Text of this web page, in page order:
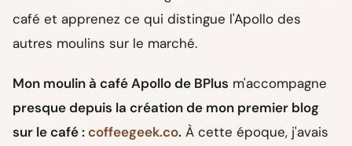
café et apprenez ce qui distingue l'Apollo des
autres moulins sur le marché.
Mon moulin à café Apollo de BPlus m'accompagne
presque depuis la création de mon premier blog
sur le café :coffeegeek.co. À cette époque, j'avais